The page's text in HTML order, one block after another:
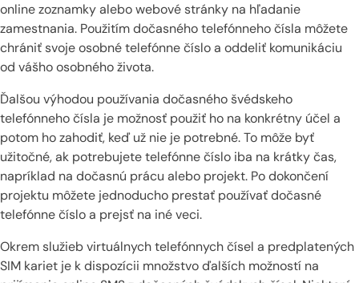
online zoznamky alebo webové stránky na hľadanie
zamestnania. Použitím dočasného telefónneho čísla môžete
chrániť svoje osobné telefónne číslo a oddeliť komunikáciu
od vášho osobného života.
Ďalšou výhodou používania dočasného švédskeho
telefónneho čísla je možnosť použiť ho na konkrétny účel a
potom ho zahodiť, keď už nie je potrebné. To môže byť
užitočné, ak potrebujete telefónne číslo iba na krátky čas,
napríklad na dočasnú prácu alebo projekt. Po dokončení
projektu môžete jednoducho prestať používať dočasné
telefónne číslo a prejsť na iné veci.
Okrem služieb virtuálnych telefónnych čísel a predplatených
SIM kariet je k dispozícii množstvo ďalších možností na